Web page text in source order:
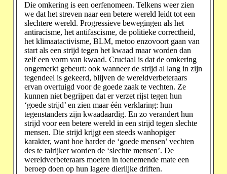
Die omkering is een oerfenomeen. Telkens weer zien
we dat het streven naar een betere wereld leidt tot een
slechtere wereld. Progressieve bewegingen als het
antiracisme, het antifascisme, de politieke correctheid,
het klimaatactivisme, BLM, metoo enzovoort gaan van
start als een strijd tegen het kwaad maar worden dan
zelf een vorm van kwaad. Cruciaal is dat de omkering
ongemerkt gebeurt: ook wanneer de strijd al lang in zijn
tegendeel is gekeerd, blijven de wereldverbeteraars
ervan overtuigd voor de goede zaak te vechten. Ze
kunnen niet begrijpen dat er verzet rijst tegen hun
‘goede strijd’ en zien maar één verklaring: hun
tegenstanders zijn kwaadaardig. En zo verandert hun
strijd voor een betere wereld in een strijd tegen slechte
mensen. Die strijd krijgt een steeds wanhopiger
karakter, want hoe harder de ‘goede mensen’ vechten
des te talrijker worden de ‘slechte mensen’. De
wereldverbeteraars moeten in toenemende mate een
beroep doen op hun lagere dierlijke driften.